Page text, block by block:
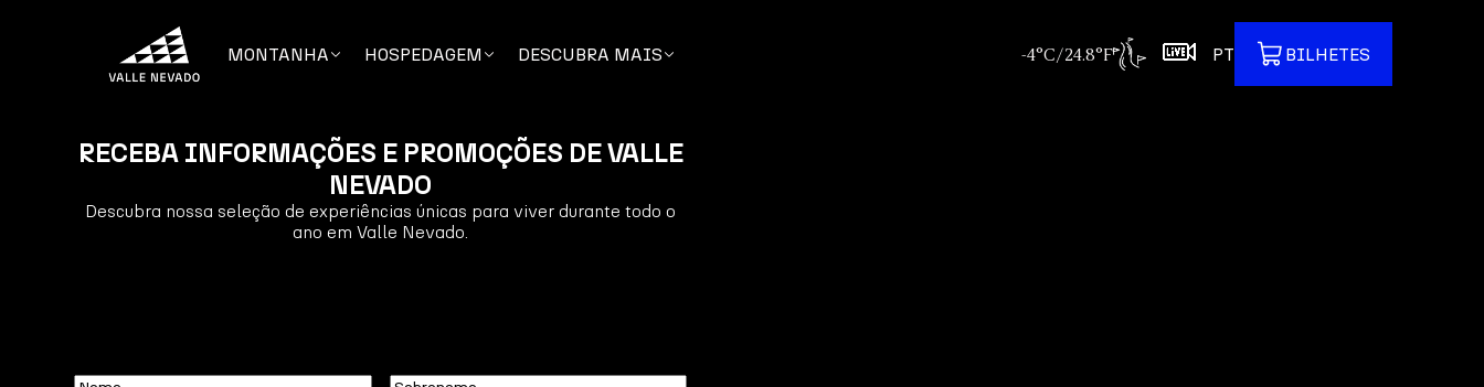
MONTANHA HOSPEDAGEM DESCUBRA MAIS -4°C/24.8°F PT BILHETES
RECEBA INFORMAÇÕES E PROMOÇÕES DE VALLE
NEVADO
Descubra nossa seleção de experiências únicas para viver durante todo o
ano em Valle Nevado.